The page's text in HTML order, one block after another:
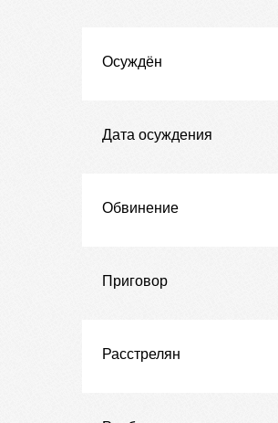
Осуждён
Дата осуждения
Обвинение
Приговор
Расстрелян